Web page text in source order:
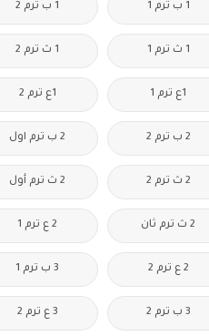
1 ب ترم 1 1 ب ترم 2
1 ث ترم 1 1 ث ترم 2
1ع ترم 1 1ع ترم 2
2 ب ترم 2 2 ب ترم اول
2 ث ترم 2 2 ث ترم أول
2 ث ترم ثان 2 ع ترم 1
2 ع ترم 2 3 ب ترم 1
3 ب ترم 2 3 ع ترم 2